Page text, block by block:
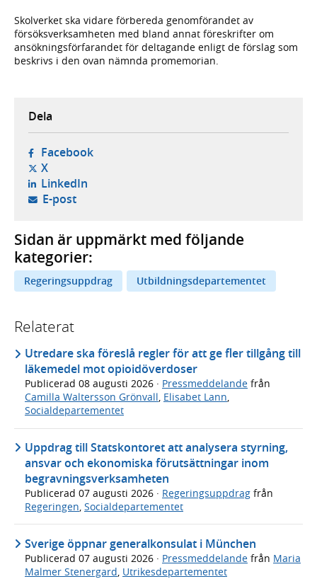
Skolverket ska vidare förbereda genomförandet av
försöksverksamheten med bland annat föreskrifter om
ansökningsförfarandet för deltagande enligt de förslag som
beskrivs i den ovan nämnda promemorian.
Dela
Facebook- öppnas i ny flik, extern webbplats,
X- öppnas i ny flik, extern webbplats,
LinkedIn- öppnas i ny flik, extern webbplats,
E-post- öppnar din e-postklient,
Sidan är uppmärkt med följande
kategorier:
Regeringsuppdrag Utbildningsdepartementet
Relaterat
Utredare ska föreslå regler för att ge fler tillgång till
läkemedel mot opioidöverdoser
Publicerad 08 augusti 2026 · Pressmeddelande från
Camilla Waltersson Grönvall, Elisabet Lann,
Socialdepartementet
Uppdrag till Statskontoret att analysera styrning,
ansvar och ekonomiska förutsättningar inom
begravningsverksamheten
Publicerad 07 augusti 2026 · Regeringsuppdrag från
Regeringen, Socialdepartementet
Sverige öppnar generalkonsulat i München
Publicerad 07 augusti 2026 · Pressmeddelande från Maria
Malmer Stenergard Utrikesdepartementet